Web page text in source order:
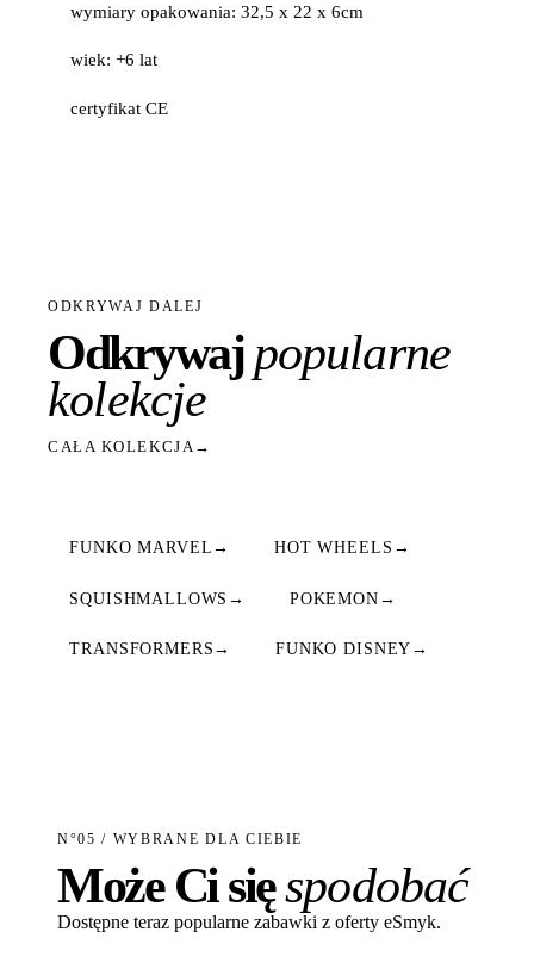
wymiary opakowania: 32,5 x 22 x 6cm
wiek: +6 lat
certyfikat CE
ODKRYWAJ DALEJ
Odkrywajpopularne
kolekcje
CAŁA KOLEKCJA →
FUNKO MARVEL → HOT WHEELS →
SQUISHMALLOWS → POKEMON →
TRANSFORMERS → FUNKO DISNEY →
N°05 / WYBRANE DLA CIEBIE
Może Ci sięspodobać
Dostępne teraz popularne zabawki z oferty eSmyk.